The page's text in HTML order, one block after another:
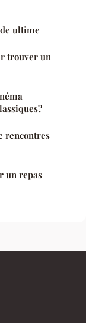
ultime
trouver un
rencontres
un repas